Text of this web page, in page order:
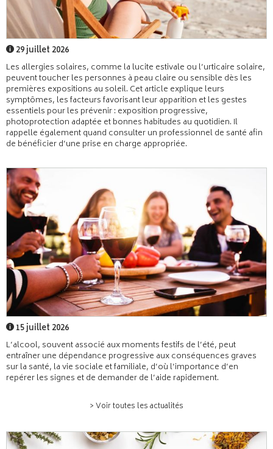
29 juillet 2026
Les allergies solaires, comme la lucite estivale ou l’urticaire solaire,
peuvent toucher les personnes à peau claire ou sensible dès les
premières expositions au soleil. Cet article explique leurs
symptômes, les facteurs favorisant leur apparition et les gestes
essentiels pour les prévenir : exposition progressive,
photoprotection adaptée et bonnes habitudes au quotidien. Il
rappelle également quand consulter un professionnel de santé afin
de bénéficier d’une prise en charge appropriée.
15 juillet 2026
L’alcool, souvent associé aux moments festifs de l’été, peut
entraîner une dépendance progressive aux conséquences graves
sur la santé, la vie sociale et familiale, d’où l’importance d’en
repérer les signes et de demander de l’aide rapidement.
> Voir toutes les actualités